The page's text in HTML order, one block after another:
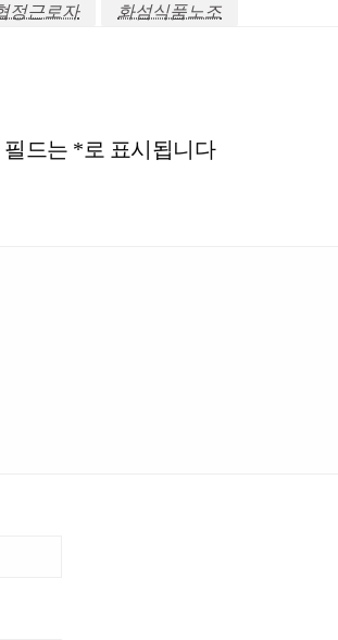
정근로자 화섬식품노조
필드는 *로 표시됩니다